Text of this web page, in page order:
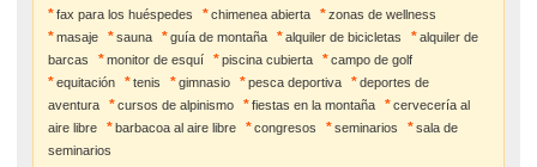
fax para los huéspedes
chimenea abierta
zonas de wellness
masaje
sauna guía de montaña alquiler de bicicletas
alquiler de
barcas
monitor de esquí piscina cubierta
campo de golf
equitación
tenis gimnasio pesca deportiva
deportes de
aventura
cursos de alpinismo fiestas en la montaña
cervecería al
aire libre
barbacoa al aire libre congresos seminarios
sala de
seminarios